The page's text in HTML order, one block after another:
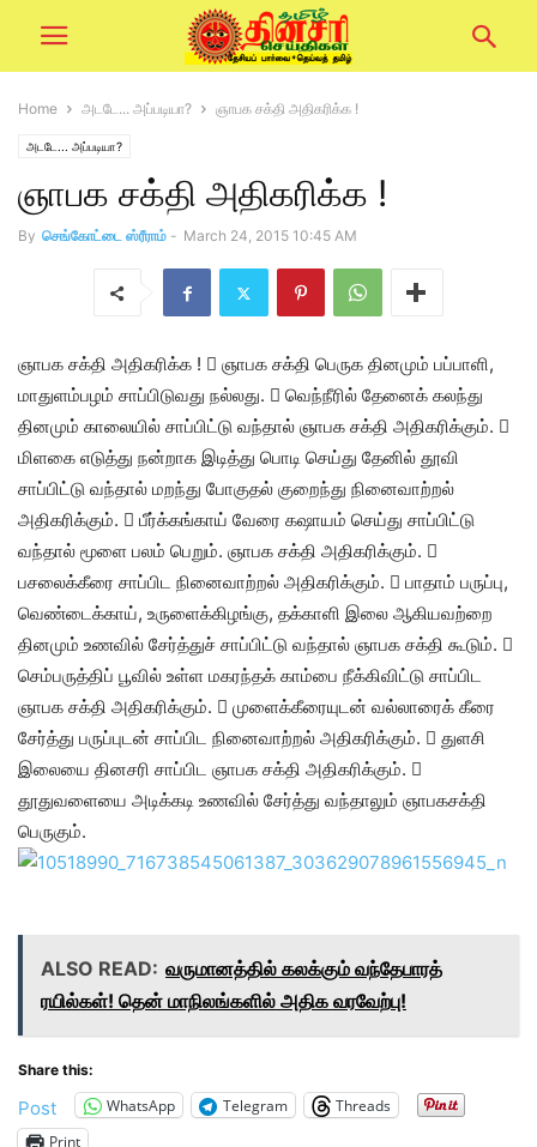
Home அடடே... அப்படியா? ஞாபக சக்தி அதிகரிக்க !
அடடே... அப்படியா?
ஞாபக சக்தி அதிகரிக்க !
By செங்கோட்டை ஸ்ரீராம் - March 24, 2015 10:45 AM
ஞாபக சக்தி அதிகரிக்க !  ஞாபக சக்தி பெருக தினமும் பப்பாளி,
மாதுளம்பழம் சாப்பிடுவது நல்லது.  வெந்நீரில் தேனைக் கலந்து
தினமும் காலையில் சாப்பிட்டு வந்தால் ஞாபக சக்தி அதிகரிக்கும். 
மிளகை எடுத்து நன்றாக இடித்து பொடி செய்து தேனில் தூவி
சாப்பிட்டு வந்தால் மறந்து போகுதல் குறைந்து நினைவாற்றல்
அதிகரிக்கும்.  பீர்க்கங்காய் வேரை கஷாயம் செய்து சாப்பிட்டு
வந்தால் மூளை பலம் பெறும். ஞாபக சக்தி அதிகரிக்கும். 
பசலைக்கீரை சாப்பிட நினைவாற்றல் அதிகரிக்கும்.  பாதாம் பருப்பு,
வெண்டைக்காய், உருளைக்கிழங்கு, தக்காளி இலை ஆகியவற்றை
தினமும் உணவில் சேர்த்துச் சாப்பிட்டு வந்தால் ஞாபக சக்தி கூடும். 
செம்பருத்திப் பூவில் உள்ள மகரந்தக் காம்பை நீக்கிவிட்டு சாப்பிட
ஞாபக சக்தி அதிகரிக்கும்.  முளைக்கீரையுடன் வல்லாரைக் கீரை
சேர்த்து பருப்புடன் சாப்பிட நினைவாற்றல் அதிகரிக்கும்.  துளசி
இலையை தினசரி சாப்பிட ஞாபக சக்தி அதிகரிக்கும். 
தூதுவளையை அடிக்கடி உணவில் சேர்த்து வந்தாலும் ஞாபகசக்தி
பெருகும்.
ALSO READ: வருமானத்தில் கலக்கும் வந்தேபாரத்
ரயில்கள்! தென் மாநிலங்களில் அதிக வரவேற்பு!
Share this:
Post WhatsApp Telegram
Threads
Print